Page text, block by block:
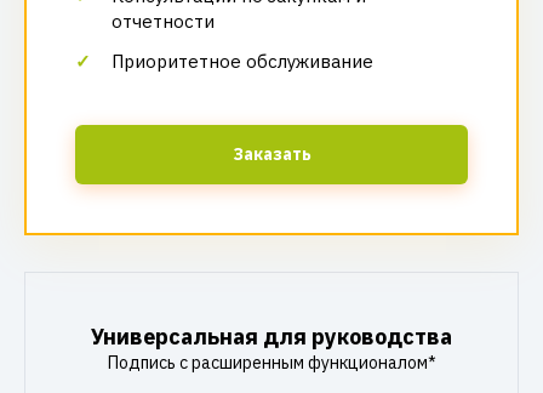
отчетности
Приоритетное обслуживание
Заказать
Универсальная для руководства
Подпись с расширенным функционалом*